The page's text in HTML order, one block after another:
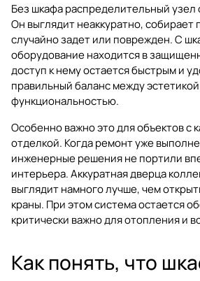
Без шкафа распределительный узел
Он выглядит неаккуратно, собирает
случайно задет или поврежден. С
оборудование находится в
доступ к нему остается быстрым и
правильный баланс между
функциональностью.
Особенно важно это для объектов с
отделкой. Когда ремонт уже
инженерные решения не портили
интерьера. Аккуратная дверца
выглядит намного лучше, чем
краны. При этом система остается
критически важно для отопления и
Как понять, что